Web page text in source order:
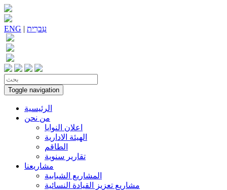
ENG | עִברִית
Toggle navigation
الرئيسية
من نحن
اعلان النوايا
الهيئة الادارية
الطاقم
تقارير سنوية
مشاريعنا
المشاريع الشبابية
مشاريع تعزيز القيادة النسائية